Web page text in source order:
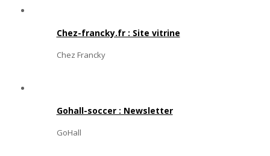
Chez-francky.fr : Site vitrine
Chez Francky
Gohall-soccer : Newsletter
GoHall